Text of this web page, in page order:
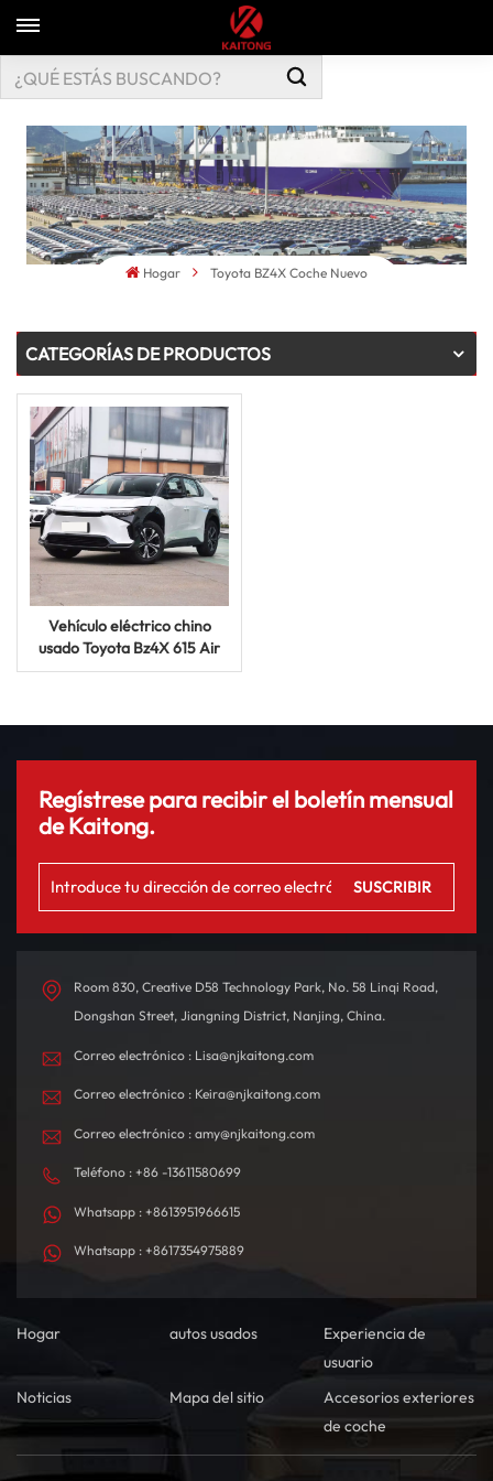
Hogar Toyota BZ4X Coche Nuevo
CATEGORÍAS DE PRODUCTOS
Vehículo eléctrico chino
usado Toyota Bz4X 615 Air
Edition, precio de fábrica
Regístrese para recibir el boletín mensual
de Kaitong.
Room 830, Creative D58 Technology Park, No. 58 Linqi Road,
Dongshan Street, Jiangning District, Nanjing, China.
Correo electrónico : Lisa@njkaitong.com
Correo electrónico : Keira@njkaitong.com
Correo electrónico : amy@njkaitong.com
Teléfono : +86 -13611580699
Whatsapp : +8613951966615
Whatsapp : +8617354975889
Hogar autos usados
Experiencia de
usuario
Noticias
Mapa del sitio
Accesorios exteriores
de coche